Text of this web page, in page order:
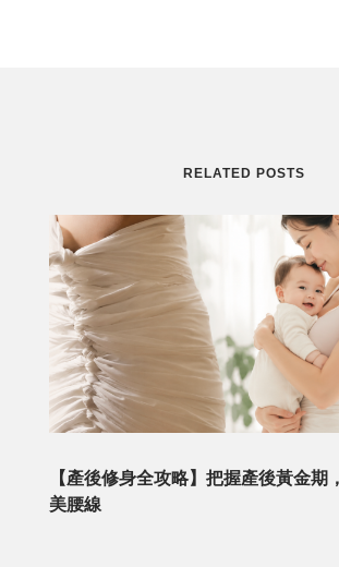
RELATED POSTS
【產後修身全攻略】把握產後黃金期
美腰線